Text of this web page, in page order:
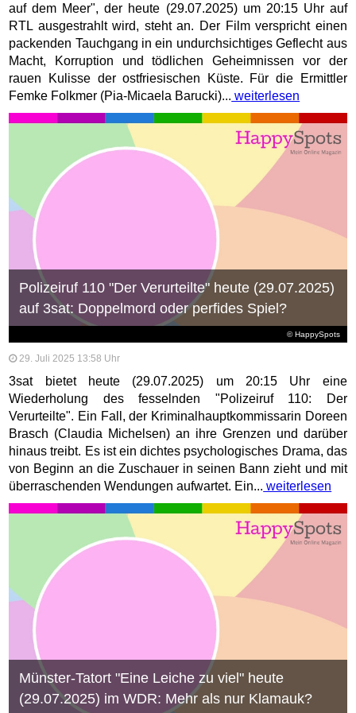
auf dem Meer", der heute (29.07.2025) um 20:15 Uhr auf
RTL ausgestrahlt wird, steht an. Der Film verspricht einen
packenden Tauchgang in ein undurchsichtiges Geflecht aus
Macht, Korruption und tödlichen Geheimnissen vor der
rauen Kulisse der ostfriesischen Küste. Für die Ermittler
Femke Folkmer (Pia-Micaela Barucki)... weiterlesen
© HappySpots
Polizeiruf 110 "Der Verurteilte" heute (29.07.2025)
auf 3sat: Doppelmord oder perfides Spiel?
29. Juli 2025 13:58 Uhr
3sat bietet heute (29.07.2025) um 20:15 Uhr eine
Wiederholung des fesselnden "Polizeiruf 110: Der
Verurteilte". Ein Fall, der Kriminalhauptkommissarin Doreen
Brasch (Claudia Michelsen) an ihre Grenzen und darüber
hinaus treibt. Es ist ein dichtes psychologisches Drama, das
von Beginn an die Zuschauer in seinen Bann zieht und mit
überraschenden Wendungen aufwartet. Ein... weiterlesen
Münster-Tatort "Eine Leiche zu viel" heute
(29.07.2025) im WDR: Mehr als nur Klamauk?